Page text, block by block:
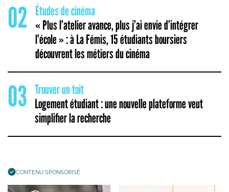
02 Études de cinéma
« Plus l’atelier avance, plus j’ai envie d’intégrer
l’école » : à La Fémis, 15 étudiants boursiers
découvrent les métiers du cinéma
03 Trouver un toit
Logement étudiant : une nouvelle plateforme veut
simplifier la recherche
CONTENU SPONSORISÉ